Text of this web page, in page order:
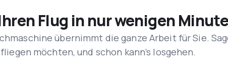
Flug in nur wenigen
übernimmt die ganze Arbeit für Sie.
möchten, und schon kann’s losgehen.